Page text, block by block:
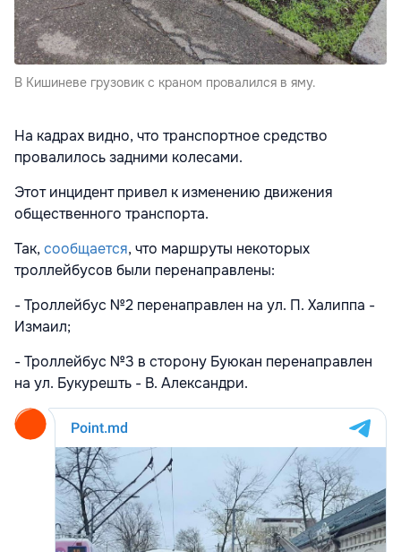
В Кишиневе грузовик с краном провалился в яму.
На кадрах видно, что транспортное средство
провалилось задними колесами.
Этот инцидент привел к изменению движения
общественного транспорта.
Так, сообщается, что маршруты некоторых
троллейбусов были перенаправлены:
- Троллейбус №2 перенаправлен на ул. П. Халиппа -
Измаил;
- Троллейбус №3 в сторону Буюкан перенаправлен
на ул. Букурешть - В. Александри.